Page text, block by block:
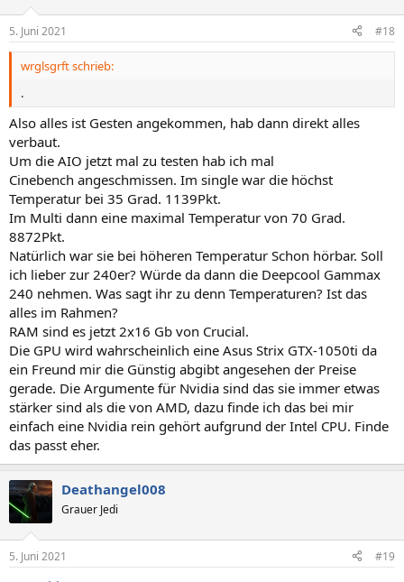
5. Juni 2021 #18
wrglsgrft schrieb:
.
Also alles ist Gesten angekommen, hab dann direkt alles
verbaut.
Um die AIO jetzt mal zu testen hab ich mal
Cinebench angeschmissen. Im single war die höchst
Temperatur bei 35 Grad. 1139Pkt.
Im Multi dann eine maximal Temperatur von 70 Grad.
8872Pkt.
Natürlich war sie bei höheren Temperatur Schon hörbar. Soll
ich lieber zur 240er? Würde da dann die Deepcool Gammax
240 nehmen. Was sagt ihr zu denn Temperaturen? Ist das
alles im Rahmen?
RAM sind es jetzt 2x16 Gb von Crucial.
Die GPU wird wahrscheinlich eine Asus Strix GTX-1050ti da
ein Freund mir die Günstig abgibt angesehen der Preise
gerade. Die Argumente für Nvidia sind das sie immer etwas
stärker sind als die von AMD, dazu finde ich das bei mir
einfach eine Nvidia rein gehört aufgrund der Intel CPU. Finde
das passt eher.
Deathangel008
Grauer Jedi
5. Juni 2021 #19